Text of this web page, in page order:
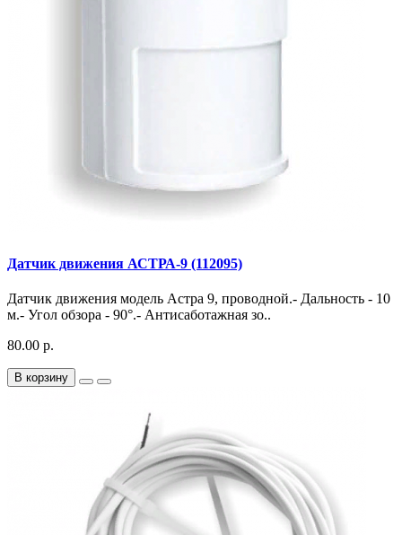
Датчик движения АСТРА-9 (112095)
Датчик движения модель Астра 9, проводной.- Дальность - 10
м.- Угол обзора - 90°.- Антисаботажная зо..
80.00 р.
В корзину